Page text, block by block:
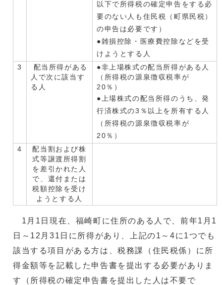
以下で所得税の確定申告をする必
要のない人も住民税（町県民税）
の申告は必要です）
●雑損控除・医療費控除などを受
けようとする人
3
配当所得がある
人で次に該当す
る人
●非上場株式の配当所得がある人
（所得税の源泉徴収税率が
20％）
●上場株式の配当所得のうち、発
行済株式の3％以上を所有する人
（所得税の源泉徴収税率が
20％）
4
配当割および株
式等譲渡所得割
を差引かれた人
で、還付または
税額控除を受け
ようとする人
1月1日現在、福崎町に住所のある人で、前年1月1
日～12月31日に所得があり、上記の1～4に1つでも
該当する項目がある方は、税務課（住民税係）に所
得金額等を記載した申告書を提出する必要がありま
す（所得税の確定申告書を提出した人は不要で